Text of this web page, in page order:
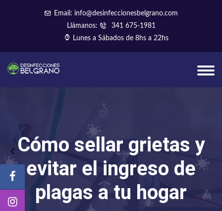
Email: info@desinfeccionesbelgrano.com
Llámanos:
341 675-1981
Lunes a Sábados de 8hs a 22hs
Cómo sellar grietas y
evitar el ingreso de
plagas a tu hogar